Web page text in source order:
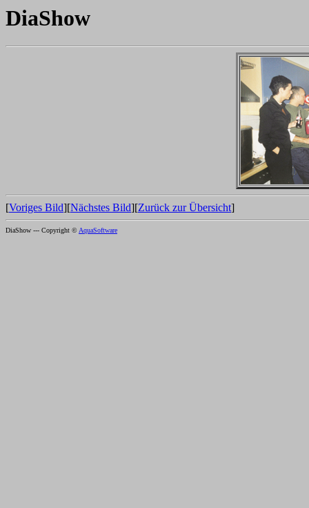
DiaShow
[Voriges Bild][Nächstes Bild][Zurück zur Übersicht]
DiaShow --- Copyright ©AquaSoftware